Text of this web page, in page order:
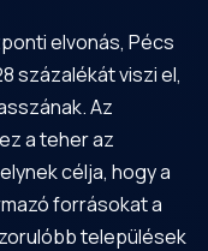
elvonás, Pécs
százalékát viszi el,
Az
a teher az
célja, hogy a
forrásokat a
települések